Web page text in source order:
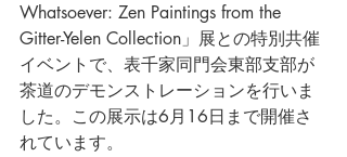
Whatsoever: Zen Paintings from the
Gitter-Yelen Collection」展との特別共催
イベントで、表千家同門会東部支部が
茶道のデモンストレーションを行いま
した。この展示は6月16日まで開催さ
れています。